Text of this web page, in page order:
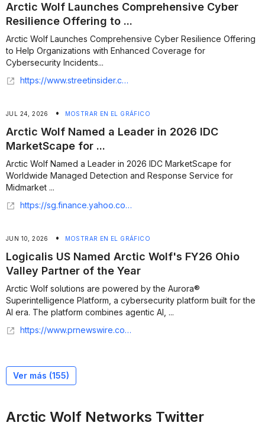
Arctic Wolf Launches Comprehensive Cyber
Resilience Offering to ...
Arctic Wolf Launches Comprehensive Cyber Resilience Offering
to Help Organizations with Enhanced Coverage for
Cybersecurity Incidents...
https://www.streetinsider.com/Globe+Newswire/Arctic+Wolf+Launches+Comprehensive+Cyber+Resilience+Offering+to+Help+Organizations+with+Enhanced+Coverage+for+Cybersecurity+Incidents/26854228.html
JUL 24, 2026 • MOSTRAR EN EL GRÁFICO
Arctic Wolf Named a Leader in 2026 IDC
MarketScape for ...
Arctic Wolf Named a Leader in 2026 IDC MarketScape for
Worldwide Managed Detection and Response Service for
Midmarket ...
https://sg.finance.yahoo.com/news/arctic-wolf-named-leader-2026-175300703.html
JUN 10, 2026 • MOSTRAR EN EL GRÁFICO
Logicalis US Named Arctic Wolf's FY26 Ohio
Valley Partner of the Year
Arctic Wolf solutions are powered by the Aurora®
Superintelligence Platform, a cybersecurity platform built for the
AI era. The platform combines agentic AI, ...
https://www.prnewswire.com/news-releases/logicalis-us-named-arctic-wolfs-fy26-ohio-valley-partner-of-the-year-302794742.html
Ver más (155)
Arctic Wolf Networks Twitter